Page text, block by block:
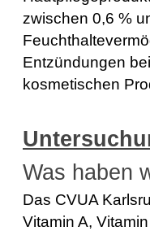
zwischen 0,6 %
Entzündungen
kosmetischen
Was haben
Das CVUA
Vitamin A,